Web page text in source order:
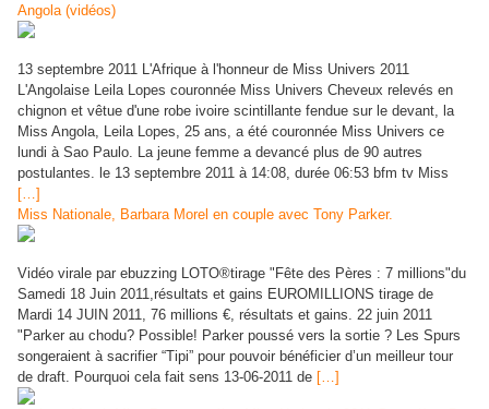
Angola (vidéos)
13 septembre 2011 L'Afrique à l'honneur de Miss Univers 2011
L'Angolaise Leila Lopes couronnée Miss Univers Cheveux relevés en
chignon et vêtue d'une robe ivoire scintillante fendue sur le devant, la
Miss Angola, Leila Lopes, 25 ans, a été couronnée Miss Univers ce
lundi à Sao Paulo. La jeune femme a devancé plus de 90 autres
postulantes. le 13 septembre 2011 à 14:08, durée 06:53 bfm tv Miss
[…]
Miss Nationale, Barbara Morel en couple avec Tony Parker.
Vidéo virale par ebuzzing LOTO®tirage "Fête des Pères : 7 millions"du
Samedi 18 Juin 2011,résultats et gains EUROMILLIONS tirage de
Mardi 14 JUIN 2011, 76 millions €, résultats et gains. 22 juin 2011
"Parker au chodu? Possible! Parker poussé vers la sortie ? Les Spurs
songeraient à sacrifier “Tipi” pour pouvoir bénéficier d’un meilleur tour
de draft. Pourquoi cela fait sens 13-06-2011 de […]